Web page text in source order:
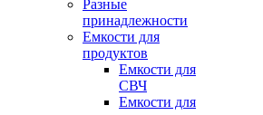
Разные
принадлежности
Емкости для
продуктов
Емкости для
СВЧ
Емкости для